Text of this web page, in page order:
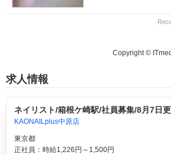
Copyright ©
求人情報
ネイリスト/箱根ケ崎駅/社員募集/8月7日
KAONAILplus中原店
東京都
正社員：時給1,226円～1,500円